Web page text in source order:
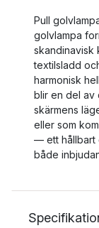
Pull
golvlampa
skandinavisk
textilsladd
harmonisk
blir en del av
skärmens
eller som
— ett hållbart
både